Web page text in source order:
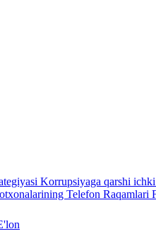
Korrupsiyaga qarshi
Telefon Raqamlari